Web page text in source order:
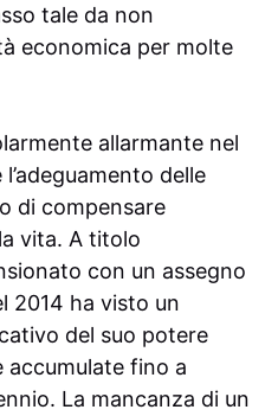
tale da non
economica per molte
allarmante nel
delle
di compensare
vita. A titolo
con un assegno
2014 ha visto un
del suo potere
accumulate fino a
La mancanza di un